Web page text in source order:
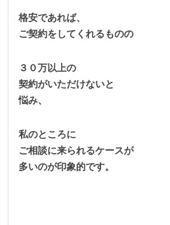
格安であれば、
ご契約をしてくれるものの
３０万以上の
契約がいただけないと
悩み、
私のところに
ご相談に来られるケースが
多いのが印象的です。